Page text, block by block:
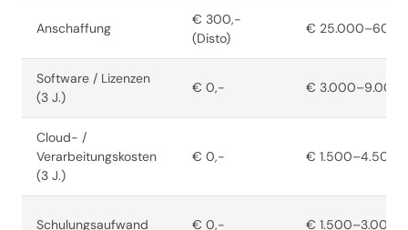
Anschaffung
€ 300,-
(Disto)
€
Software / Lizenzen
(3 J.)
€ 0,- €
Cloud- /
Verarbeitungskosten
(3 J.)
€ 0,- € 1.500–4.500,-
Schulungsaufwand € 0,- € 1.500–3.000,-